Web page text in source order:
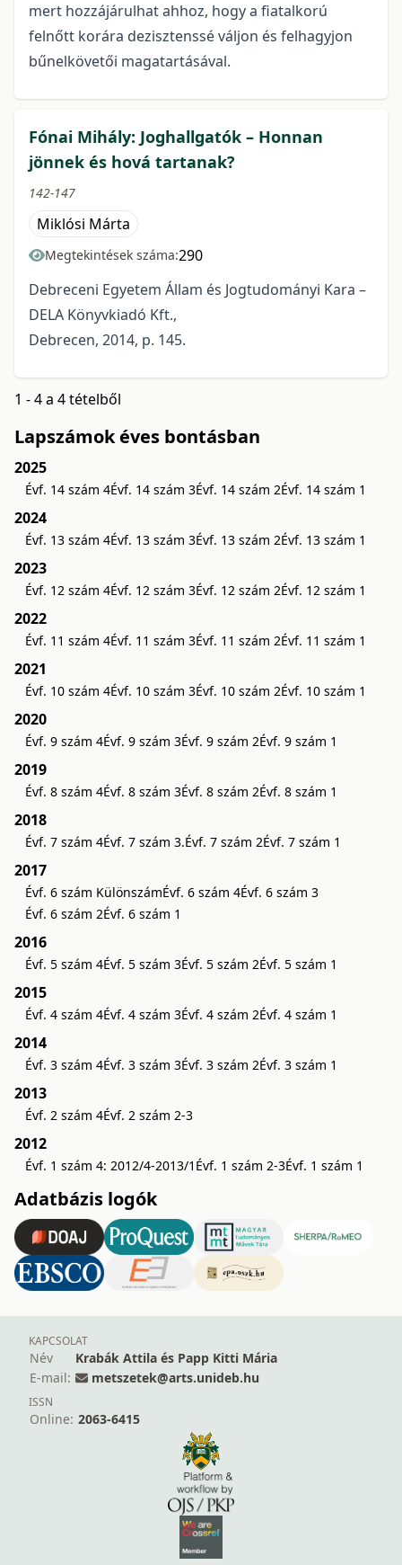
mert hozzájárulhat ahhoz, hogy a fiatalkorú
felnőtt korára dezisztenssé váljon és felhagyjon
bűnelkövetői magatartásával.
Fónai Mihály: Joghallgatók – Honnan
jönnek és hová tartanak?
142-147
Miklósi Márta
Megtekintések száma:290
Debreceni Egyetem Állam és Jogtudományi Kara –
DELA Könyvkiadó Kft.,
Debrecen, 2014, p. 145.
1 - 4 a 4 tételből
Lapszámok éves bontásban
2025
Évf. 14 szám 4Évf. 14 szám 3Évf. 14 szám 2Évf. 14 szám 1
2024
Évf. 13 szám 4Évf. 13 szám 3Évf. 13 szám 2Évf. 13 szám 1
2023
Évf. 12 szám 4Évf. 12 szám 3Évf. 12 szám 2Évf. 12 szám 1
2022
Évf. 11 szám 4Évf. 11 szám 3Évf. 11 szám 2Évf. 11 szám 1
2021
Évf. 10 szám 4Évf. 10 szám 3Évf. 10 szám 2Évf. 10 szám 1
2020
Évf. 9 szám 4Évf. 9 szám 3Évf. 9 szám 2Évf. 9 szám 1
2019
Évf. 8 szám 4Évf. 8 szám 3Évf. 8 szám 2Évf. 8 szám 1
2018
Évf. 7 szám 4Évf. 7 szám 3.Évf. 7 szám 2Évf. 7 szám 1
2017
Évf. 6 szám KülönszámÉvf. 6 szám 4Évf. 6 szám 3
Évf. 6 szám 2Évf. 6 szám 1
2016
Évf. 5 szám 4Évf. 5 szám 3Évf. 5 szám 2Évf. 5 szám 1
2015
Évf. 4 szám 4Évf. 4 szám 3Évf. 4 szám 2Évf. 4 szám 1
2014
Évf. 3 szám 4Évf. 3 szám 3Évf. 3 szám 2Évf. 3 szám 1
2013
Évf. 2 szám 4Évf. 2 szám 2-3
2012
Évf. 1 szám 4: 2012/4-2013/1 Évf. 1 szám 2-3Évf. 1 szám 1
Adatbázis logók
KAPCSOLAT
Név
Krabák Attila és Papp Kitti Mária
E-mail:
metszetek@arts.unideb.hu
ISSN
Online: 2063-6415